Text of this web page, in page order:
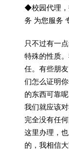
◆校园代理，
务 为您服务
只不过有一
特殊的性质
任。有些朋
们怎么证明
的东西可靠
我们就应该
完全没有任
这里办理，
的，我相信